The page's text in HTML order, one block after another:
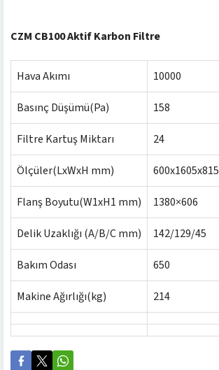
CZM CB100 Aktif Karbon Filtre
Hava Akımı 10000
Basınç Düşümü(Pa) 158
Filtre Kartuş Miktarı 24
Ölçüler(LxWxH mm) 600x1605x815
Flanş Boyutu(W1xH1 mm) 1380×606
Delik Uzaklığı (A/B/C mm) 142/129/45
Bakım Odası 650
Makine Ağırlığı(kg) 214